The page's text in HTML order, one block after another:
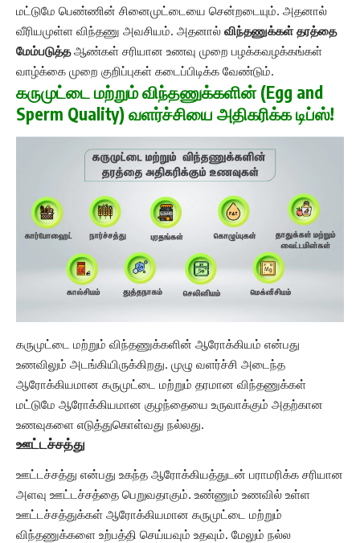
மட்டுமே பெண்ணின் சினைமுட்டையை சென்றடையும். அதனால்
வீரியமுள்ள விந்தணு அவசியம். அதனால் விந்தணுக்கள் தரத்தை
மேம்படுத்தஆண்கள் சரியான உணவு முறை பழக்கவழக்கங்கள்
வாழ்க்கை முறை குறிப்புகள் கடைப்பிடிக்க வேண்டும்.
கருமுட்டை மற்றும் விந்தணுக்களின் (Egg and
Sperm Quality) வளர்ச்சியை அதிகரிக்க டிப்ஸ்!
கருமுட்டை மற்றும் விந்தணுக்களின் ஆரோக்கியம் என்பது
உணவிலும் அடங்கியிருக்கிறது. முழு வளர்ச்சி அடைந்த
ஆரோக்கியமான கருமுட்டை மற்றும் தரமான விந்தணுக்கள்
மட்டுமே ஆரோக்கியமான குழந்தையை உருவாக்கும் அதற்கான
உணவுகளை எடுத்துகொள்வது நல்லது.
ஊட்டச்சத்து
ஊட்டச்சத்து என்பது உகந்த ஆரோக்கியத்துடன் பராமரிக்க சரியான
அளவு ஊட்டச்சத்தை பெறுவதாகும். உண்ணும் உணவில் உள்ள
ஊட்டச்சத்துக்கள் ஆரோக்கியமான கருமுட்டை மற்றும்
விந்தணுக்களை உற்பத்தி செய்யவும் உதவும். மேலும் நல்ல